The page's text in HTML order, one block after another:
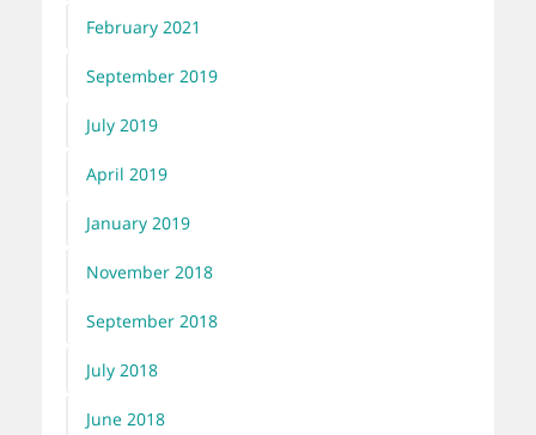
February 2021
September 2019
July 2019
April 2019
January 2019
November 2018
September 2018
July 2018
June 2018